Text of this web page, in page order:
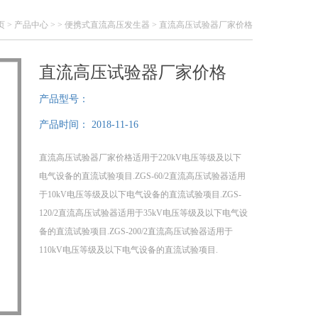
> 产品中心 > > 便携式直流高压发生器 > 直流高压试验器厂家价格
直流高压试验器厂家价格
产品型号：
产品时间： 2018-11-16
直流高压试验器厂家价格适用于220kV电压等级及以下
电气设备的直流试验项目.ZGS-60/2直流高压试验器适用
于10kV电压等级及以下电气设备的直流试验项目.ZGS-
120/2直流高压试验器适用于35kV电压等级及以下电气设
备的直流试验项目.ZGS-200/2直流高压试验器适用于
110kV电压等级及以下电气设备的直流试验项目.